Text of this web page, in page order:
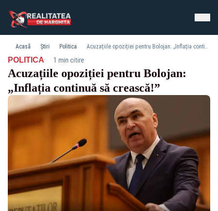
Acasă Știri Politica Acuzațiile opoziției pentru Bolojan: „Inflația continuă să crească!”
POLITICA· 1 min citire
Acuzațiile opoziției pentru Bolojan:
„Inflația continuă să crească!”